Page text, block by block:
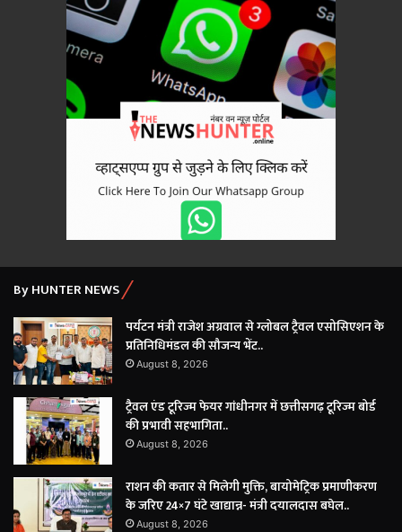
By HUNTER NEWS
पर्यटन मंत्री राजेश अग्रवाल से ग्लोबल ट्रैवल एसोसिएशन के
प्रतिनिधिमंडल की सौजन्य भेंट..
August 8, 2026
ट्रैवल एंड टूरिज्म फेयर गांधीनगर में छत्तीसगढ़ टूरिज्म बोर्ड
की प्रभावी सहभागिता..
August 8, 2026
राशन की कतार से मिलेगी मुक्ति, बायोमेट्रिक प्रमाणीकरण
के जरिए 24×7 घंटे खाद्यान्न- मंत्री दयालदास बघेल..
August 8, 2026